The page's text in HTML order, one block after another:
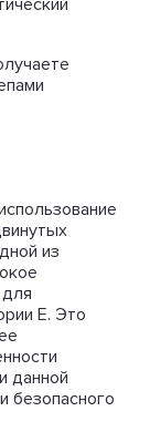
из
Е. Это
данной
безопасного